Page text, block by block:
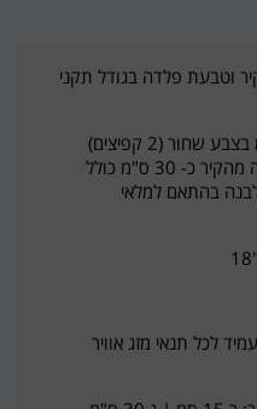
וטבעת פלדה בגודל תקני
הלוח מגיע עם ערכת תלייה והרחקה מהקיר כ- 30 ס"מ כולל
בהתאם למלאי
לכל תנאי מזג אוויר